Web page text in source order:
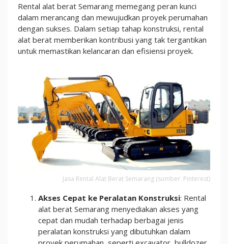
Rental alat berat Semarang memegang peran kunci
dalam merancang dan mewujudkan proyek perumahan
dengan sukses. Dalam setiap tahap konstruksi, rental
alat berat memberikan kontribusi yang tak tergantikan
untuk memastikan kelancaran dan efisiensi proyek.
Jasa Rental Alat Berat Semarang (sumber: Pinterest)
Akses Cepat ke Peralatan Konstruksi: Rental
alat berat Semarang menyediakan akses yang
cepat dan mudah terhadap berbagai jenis
peralatan konstruksi yang dibutuhkan dalam